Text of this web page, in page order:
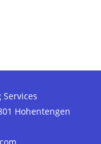
Services
Hohentengen